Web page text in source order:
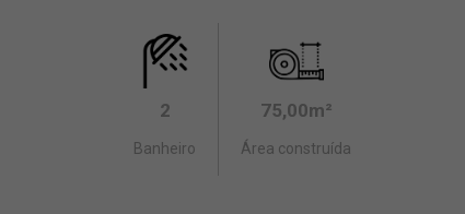
2
Banheiro
75,00m²
Área construída